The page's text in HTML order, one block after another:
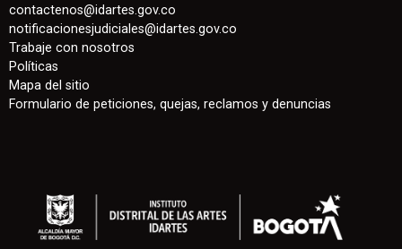
contactenos@idartes.gov.co
notificacionesjudiciales@idartes.gov.co
Trabaje con nosotros
Políticas
Mapa del sitio
Formulario de peticiones, quejas, reclamos y denuncias